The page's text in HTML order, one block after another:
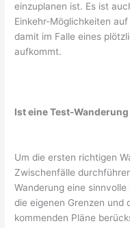
einzuplanen ist. Es ist
Einkehr-Möglichkeiten
damit im Falle eines
aufkommt.
Ist eine Test-
Um die ersten richtigen
Zwischenfälle
Wanderung eine
die eigenen Grenzen und
kommenden Pläne